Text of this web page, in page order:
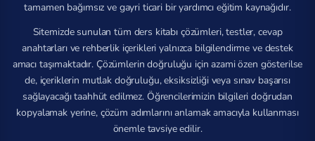
tamamen bağımsız ve gayri ticari bir yardımcı eğitim kaynağıdır.
Sitemizde sunulan tüm ders kitabı çözümleri, testler, cevap
anahtarları ve rehberlik içerikleri yalnızca bilgilendirme ve destek
amacı taşımaktadır. Çözümlerin doğruluğu için azami özen gösterilse
de, içeriklerin mutlak doğruluğu, eksiksizliği veya sınav başarısı
sağlayacağı taahhüt edilmez. Öğrencilerimizin bilgileri doğrudan
kopyalamak yerine, çözüm adımlarını anlamak amacıyla kullanması
önemle tavsiye edilir.